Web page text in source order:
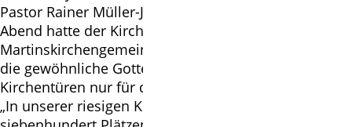
Pastor Rainer Müller-Jödicke. Lediglich am Heiligen
Abend hatte der Kirchenvorstand der
Martinskirchengemeinde Engelbostel-Schulenburg
die gewöhnliche Gottesdienstform abgesagt und die
Kirchentüren nur für das stille Gebet geöffnet.
„In unserer riesigen Kirche mit den sonst